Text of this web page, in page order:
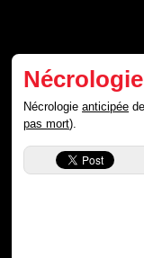
Nécrologieanticipée
pas mort).